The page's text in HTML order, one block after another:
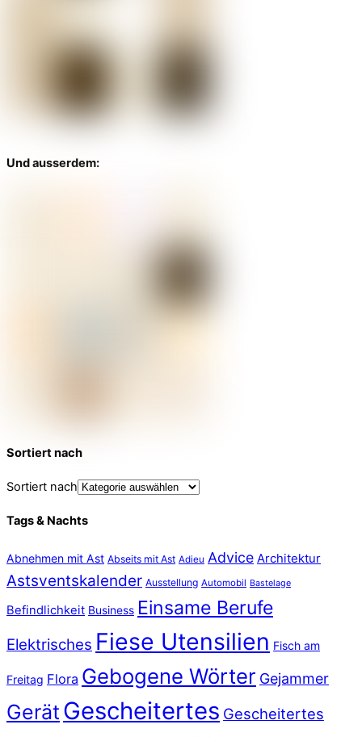
Und ausserdem:
Sortiert nach
Sortiert nach
Tags & Nachts
Abnehmen mit Ast Abseits mit Ast Adieu Advice Architektur
Astsventskalender Ausstellung Automobil Bastelage
Befindlichkeit Business Einsame Berufe
Elektrisches Fiese Utensilien Fisch am
Freitag Flora Gebogene Wörter Gejammer
Gerät Gescheitertes Gescheitertes